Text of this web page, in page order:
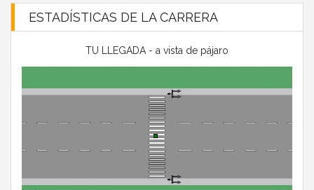
ESTADÍSTICAS DE LA CARRERA
TU LLEGADA - a vista de pájaro